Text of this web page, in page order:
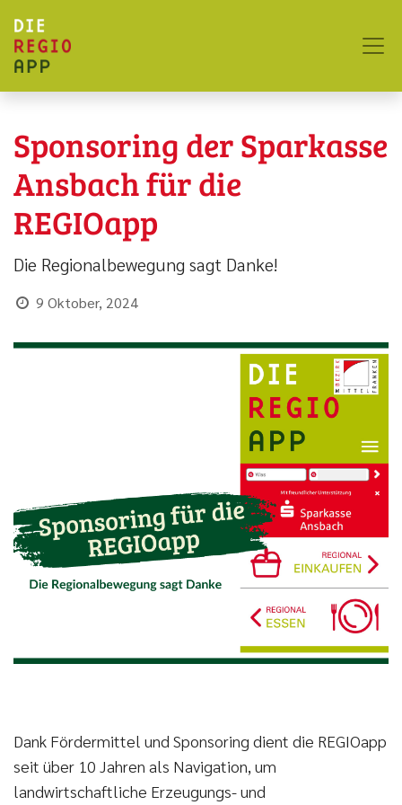
Sponsoring der Sparkasse
Ansbach für die
REGIOapp
Die Regionalbewegung sagt Danke!
9 Oktober, 2024
Dank Fördermittel und Sponsoring dient die REGIOapp
seit über 10 Jahren als Navigation, um
landwirtschaftliche Erzeugungs- und